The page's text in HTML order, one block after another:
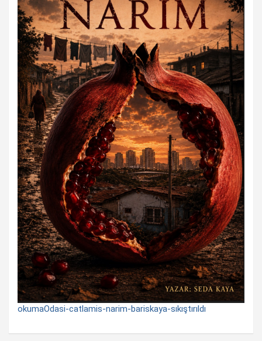
okumaOdasi-catlamis-narim-bariskaya-sıkıştırıldı